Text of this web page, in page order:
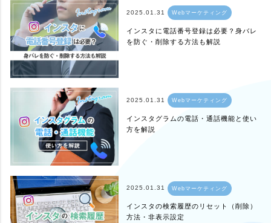
2025.01.31 Webマーケティング
インスタに電話番号登録は必要？身バレ
を防ぐ・削除する方法も解説
2025.01.31 Webマーケティング
インスタグラムの電話・通話機能と使い
方を解説
2025.01.31 Webマーケティング
インスタの検索履歴のリセット（削除）
方法・非表示設定